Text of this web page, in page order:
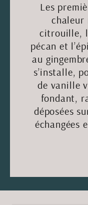
Les
chaleur
citrouille,
pécan et
au
s’installe,
de vanille
fondant,
déposées
échangées